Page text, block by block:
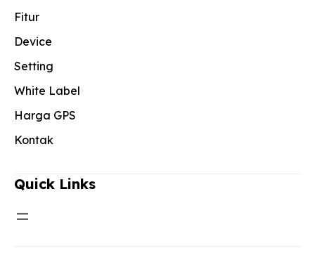
Fitur
Device
Setting
White Label
Harga GPS
Kontak
Quick Links